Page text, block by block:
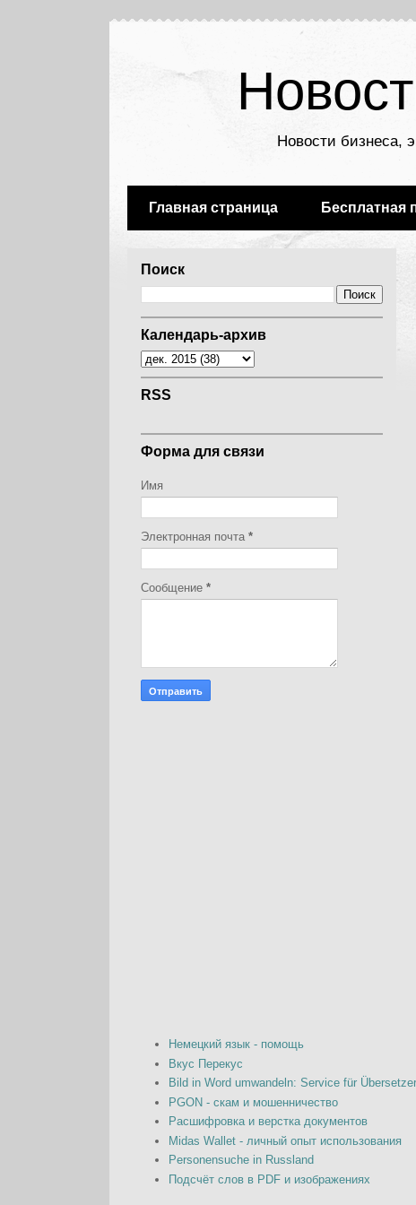
Новости бизнеса,
Главная страница Бесплатная
Поиск
Календарь-архив
RSS
Форма для связи
Имя
Электронная почта *
Сообщение *
Немецкий язык - помощь
Вкус Перекус
Bild in Word umwandeln: Service für Übersetzer
PGON - скам и мошенничество
Расшифровка и верстка документов
Midas Wallet - личный опыт использования
Personensuche in Russland
Подсчёт слов в PDF и изображениях